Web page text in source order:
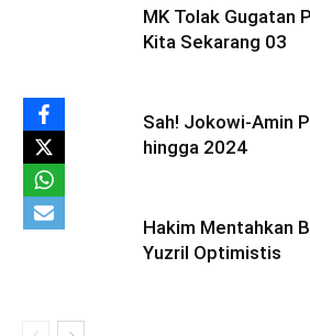
MK Tolak Gugatan
Kita Sekarang 03
Sah! Jokowi-Amin
hingga 2024
Hakim Mentahkan
Yuzril Optimistis